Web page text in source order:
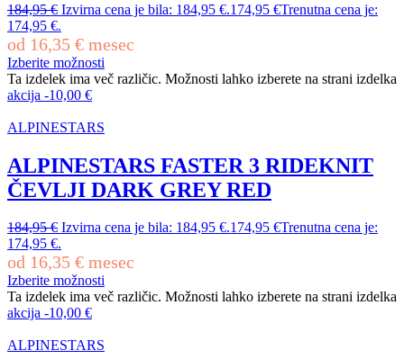
184,95€ Izvirna cena je bila: 184,95 €.174,95 €Trenutna cena je:
174,95 €.
od 16,35 € mesec
Izberite možnosti
Ta izdelek ima več različic. Možnosti lahko izberete na strani izdelka
akcija -10,00 €
ALPINESTARS
ALPINESTARS FASTER 3 RIDEKNIT
ČEVLJI DARK GREY RED
184,95€ Izvirna cena je bila: 184,95 €.174,95 €Trenutna cena je:
174,95 €.
od 16,35 € mesec
Izberite možnosti
Ta izdelek ima več različic. Možnosti lahko izberete na strani izdelka
akcija -10,00 €
ALPINESTARS